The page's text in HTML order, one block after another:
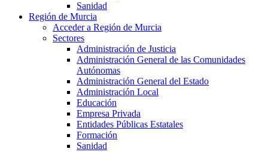
Sanidad
Región de Murcia
Acceder a Región de Murcia
Sectores
Administración de Justicia
Administración General de las Comunidades
Autónomas
Administración General del Estado
Administración Local
Educación
Empresa Privada
Entidades Públicas Estatales
Formación
Sanidad